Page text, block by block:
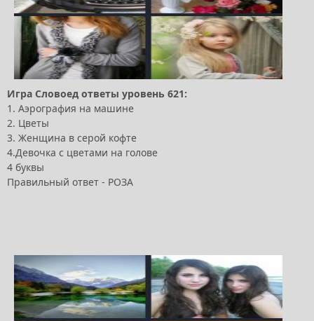
Игра Словоед ответы уровень 621:
1. Аэрография на машине
2. Цветы
3. Женщина в серой кофте
4.Девочка с цветами на голове
4 буквы
Правильный ответ - РОЗА